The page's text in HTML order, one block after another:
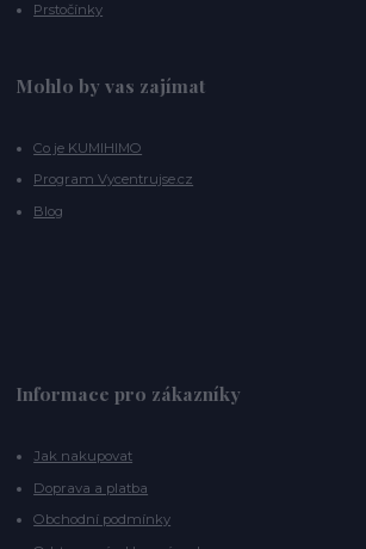
Prstočínky
Mohlo by vas zajímat
Co je KUMIHIMO
Program Vycentrujse.cz
Blog
Informace pro zákazníky
Jak nakupovat
Doprava a platba
Obchodní podmínky